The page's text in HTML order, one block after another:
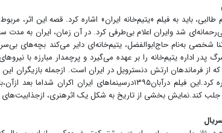
طالبی، باید به فیلم «یتیم‌خانه ایران» اشاره کرد. قصه این
شد وایران اعلام بی‌طرفی کرد. در آن زمان، ایران به
شخصی به‌نام حاج‌ابوالفضل، یتیم‌خانه‌ای دایر می‌کند بچه‌های
اداره یتیم‌خانه را بر عهده می‌گیرد و پرچمدار مبارزه با
فرماندهان ارتش دنسترویل در ایران است. ازجمله بازیگران این
قطب‌الدین صادقی اشاره کرد.این فیلم
کند.نمایش بخشی از تاریخ به شکل یک اثرهنری، ازجذابیت‌های